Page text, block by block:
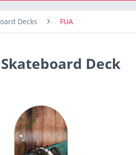
Decks FUA
Deck